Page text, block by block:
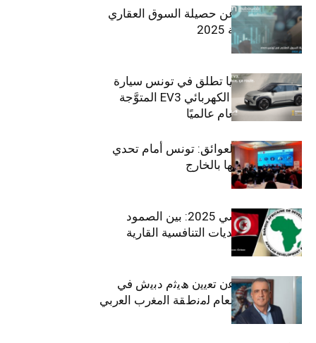
مبوب تكشف عن حصيلة السوق العقاري
في تونس لسنة 2025
سيتي كارز – كيا تطلق في تونس سيارة
الـدفع الرباعي الكهربائي EV3 المتوَّجة
بلقب سيارة العام عالميًا
بين الطموح والعوائق: تونس أمام تحدي
استعادة كفاءاتها بالخارج
الاقتصاد التونسي 2025: بين الصمود
الاجتماعي وتحديات التنافسية القارية
ﺗﯾﺗرا ﺑﺎك ﺗﻌﻠن ﻋن ﺗﻌﯾﯾن ھﯾﺛم دﺑﯾش ﻓﻲ
ﻣﻧﺻب اﻟﻣدﯾر اﻟﻌﺎم ﻟﻣﻧطﻘﺔ اﻟﻣﻐرب اﻟﻌرﺑﻲ
وﻏرب أﻓرﯾﻘﯾﺎ